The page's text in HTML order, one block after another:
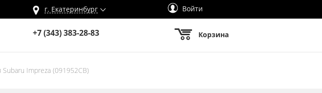
г. Екатеринбург Войти
+7 (343) 383-28-83 Корзина
Subaru Impreza (091952СВ)